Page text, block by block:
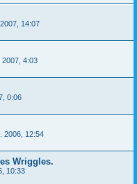
14:07
2007, 4:03
0:06
2006, 12:54
Wriggles.
10:33